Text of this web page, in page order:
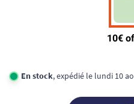
En stock, expédié le lundi 10